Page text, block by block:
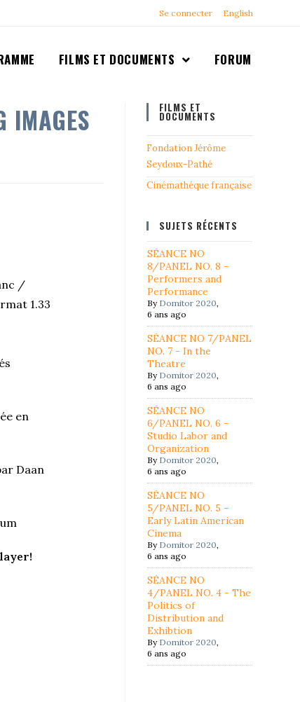
Se connecter English
FILMS ET DOCUMENTS FORUM
IMAGES
/
1.33
en
Daan
FILMS ET
DOCUMENTS
Fondation Jérôme
Seydoux-Pathé
Cinémathéque française
SUJETS RÉCENTS
SÉANCE NO
8/PANEL NO. 8 -
Performers and
Performance
By Domitor 2020,
6 ans ago
SÉANCE NO 7/PANEL
NO. 7 - In the
Theatre
By Domitor 2020,
6 ans ago
SÉANCE NO
6/PANEL NO. 6 -
Studio Labor and
Organization
By Domitor 2020,
6 ans ago
SÉANCE NO
5/PANEL NO. 5 -
Early Latin American
Cinema
By Domitor 2020,
6 ans ago
SÉANCE NO
4/PANEL NO. 4 - The
Politics of
Distribution and
Exhibtion
By Domitor 2020,
6 ans ago